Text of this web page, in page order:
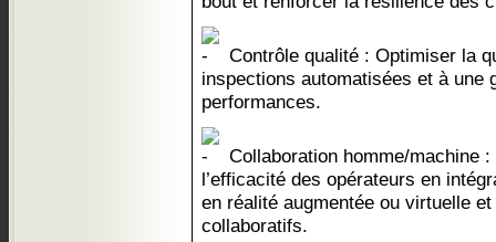
Contrôle qualité : Optimiser la
inspections automatisées et à une
performances.
Collaboration homme/machine
l’efficacité des opérateurs en
en réalité augmentée ou virtuelle
collaboratifs.